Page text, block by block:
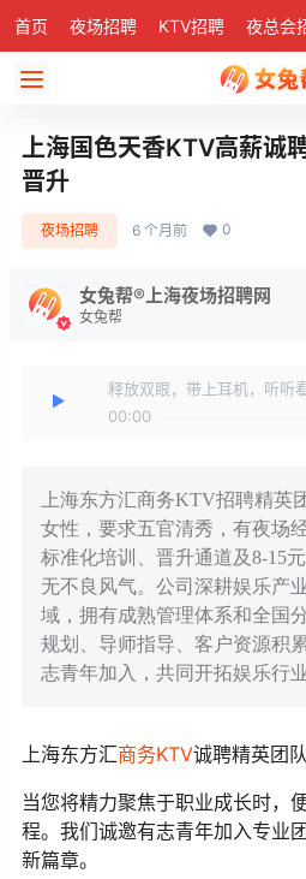
首页 夜场招聘 KTV招聘 夜总会
上海国色天香KTV高薪诚
晋升
夜场招聘 6 个月前 0
女兔帮®上海夜场招聘网
女兔帮
释放双眼，带上耳机，听听
00:00
上海东方汇商务KTV招聘精英
女性，要求五官清秀，有夜场
标准化培训、晋升通道及8-15
无不良风气。公司深耕娱乐产
域，拥有成熟管理体系和全国
规划、导师指导、客户资源积
志青年加入，共同开拓娱乐行业
上海东方汇商务KTV诚聘精英团
当您将精力聚焦于职业成长时，
程。我们诚邀有志青年加入专业
新篇章。